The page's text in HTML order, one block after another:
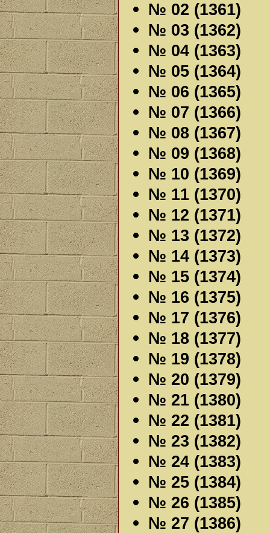
№ 02 (1361)
№ 03 (1362)
№ 04 (1363)
№ 05 (1364)
№ 06 (1365)
№ 07 (1366)
№ 08 (1367)
№ 09 (1368)
№ 10 (1369)
№ 11 (1370)
№ 12 (1371)
№ 13 (1372)
№ 14 (1373)
№ 15 (1374)
№ 16 (1375)
№ 17 (1376)
№ 18 (1377)
№ 19 (1378)
№ 20 (1379)
№ 21 (1380)
№ 22 (1381)
№ 23 (1382)
№ 24 (1383)
№ 25 (1384)
№ 26 (1385)
№ 27 (1386)